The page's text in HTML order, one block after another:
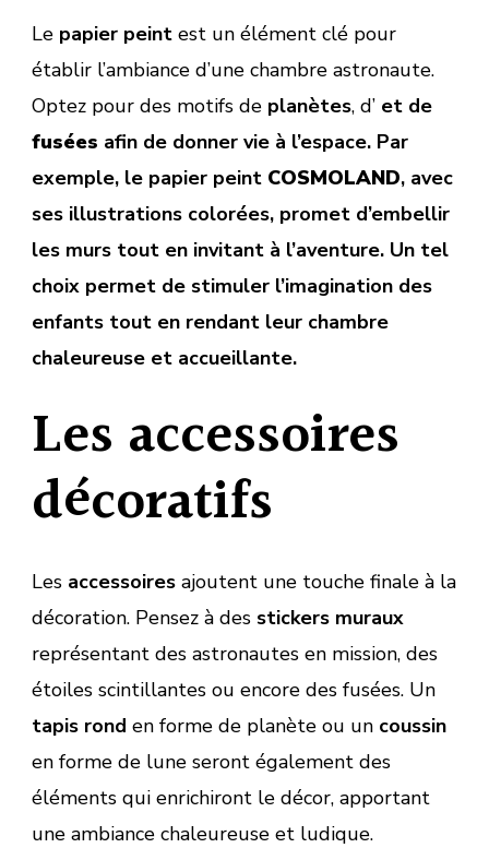
Le papier peint est un élément clé pour
établir l’ambiance d’une chambre astronaute.
Optez pour des motifs de planètes, d’ et de
fusées afin de donner vie à l’espace. Par
exemple, le papier peint COSMOLAND, avec
ses illustrations colorées, promet d’embellir
les murs tout en invitant à l’aventure. Un tel
choix permet de stimuler l’imagination des
enfants tout en rendant leur chambre
chaleureuse et accueillante.
Les accessoires
décoratifs
Les accessoires ajoutent une touche finale à la
décoration. Pensez à des stickers muraux
représentant des astronautes en mission, des
étoiles scintillantes ou encore des fusées. Un
tapis rond en forme de planète ou un coussin
en forme de lune seront également des
éléments qui enrichiront le décor, apportant
une ambiance chaleureuse et ludique.